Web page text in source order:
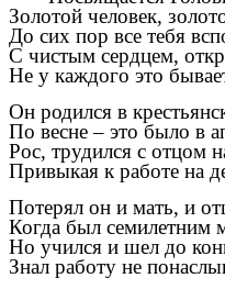
Золотой человек,
До сих пор все тебя
С чистым сердцем,
Не у каждого это
Он родился в
По весне – это было в
Рос, трудился с отцом
Привыкая к работе на
Потерял он и мать, и
Когда был семилетним
Но учился и шел до
Знал работу не